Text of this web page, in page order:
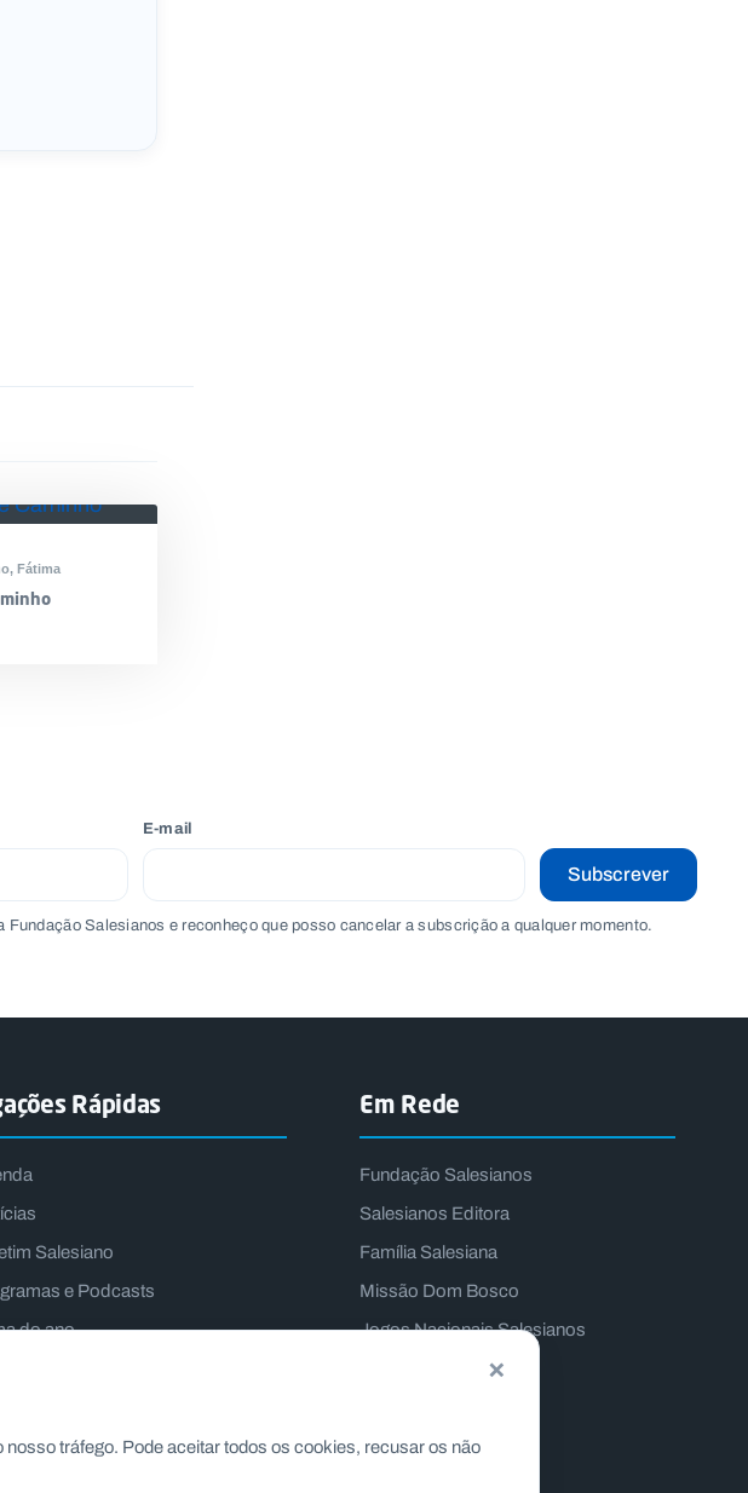
, Fátima
E-mail
Salesianos e reconheço que posso cancelar a subscrição a qualquer momento.
Subscrever
Rápidas
Salesiano
e Podcasts
do ano
Em Rede
Fundação Salesianos
Salesianos Editora
Família Salesiana
Missão Dom Bosco
Jogos Nacionais Salesianos
×
tráfego. Pode aceitar todos os cookies, recusar os não